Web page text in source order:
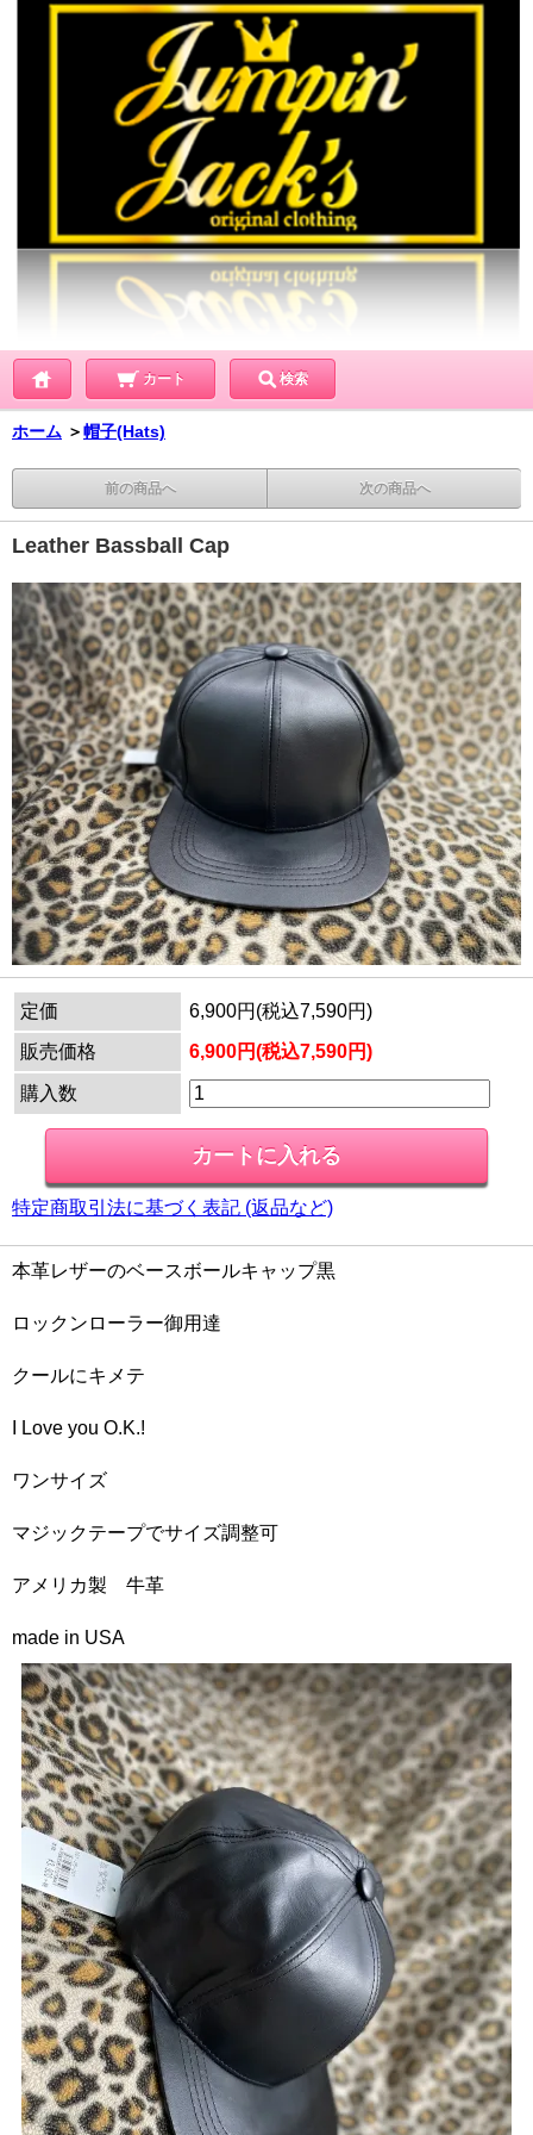
カート 検索
ホーム ＞帽子(Hats)
前の商品へ 次の商品へ
Leather Bassball Cap
定価
6,900円(税込7,590円)
販売価格
6,900円(税込7,590円)
購入数
特定商取引法に基づく表記 (返品など)
本革レザーのベースボールキャップ黒
ロックンローラー御用達
クールにキメテ
I Love you O.K.!
ワンサイズ
マジックテープでサイズ調整可
アメリカ製 牛革
made in USA